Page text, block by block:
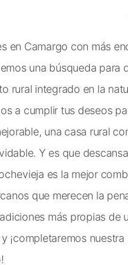
en Camargo con más
una búsqueda para
rural integrado en la
a cumplir tus deseos
una casa rural
Y es que
es la mejor
que merecen la
más propias de
¡completaremos